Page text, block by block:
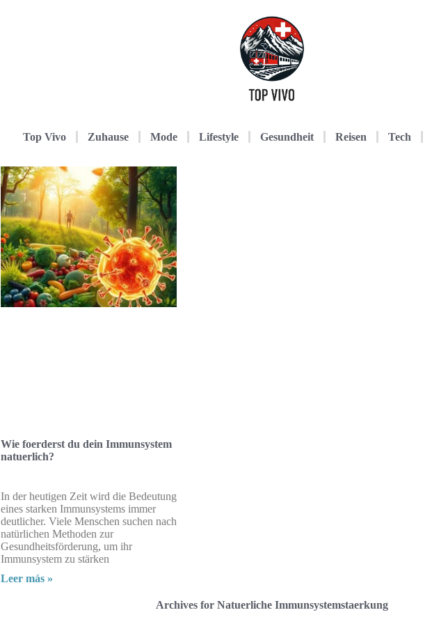
Top Vivo Zuhause Mode Lifestyle Gesundheit Reisen Tech
Wie foerderst du dein Immunsystem
natuerlich?
In der heutigen Zeit wird die Bedeutung
eines starken Immunsystems immer
deutlicher. Viele Menschen suchen nach
natürlichen Methoden zur
Gesundheitsförderung, um ihr
Immunsystem zu stärken
Leer más »
Archives for Natuerliche Immunsystemstaerkung